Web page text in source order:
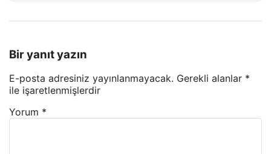
Bir yanıt yazın
E-posta adresiniz yayınlanmayacak. Gerekli alanlar *
ile işaretlenmişlerdir
Yorum *